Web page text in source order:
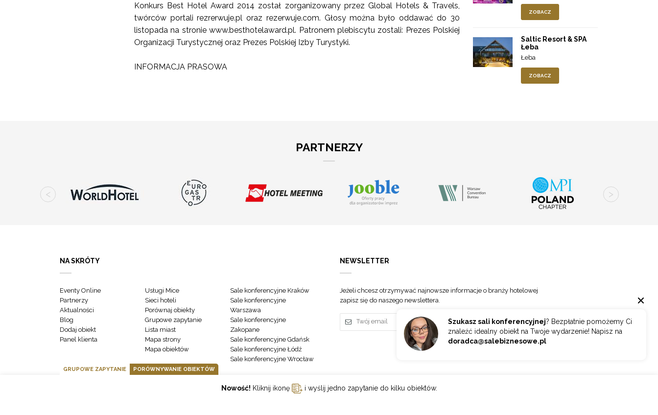
Konkurs Best Hotel Award 2014 został zorganizowany przez Global Hotels & Travels,
twórców portali rezrerwuje.pl oraz rezerwuje.com. Głosy można było oddawać do 30
listopada na stronie www.besthotelaward.pl. Patronem plebiscytu zostali: Prezes Polskiej
Organizacji Turystycznej oraz Prezes Polskiej Izby Turystyki.
INFORMACJA PRASOWA
ZOBACZ
Saltic Resort & SPA
Łeba
Łeba
ZOBACZ
PARTNERZY
Szukasz sali konferencyjnej? Bezpłatnie pomożemy Ci
znaleźć idealny obiekt na Twoje wydarzenie! Napisz na
doradca@salebiznesowe.pl
NA SKRÓTY
Eventy Online
Partnerzy
Aktualności
Blog
Dodaj obiekt
Panel klienta
Usługi Mice
Sieci hoteli
Porównaj obiekty
Grupowe zapytanie
Lista miast
Mapa strony
Mapa obiektów
Sale konferencyjne Kraków
Sale konferencyjne
Warszawa
Sale konferencyjne
Zakopane
Sale konferencyjne Gdańsk
Sale konferencyjne Łódź
Sale konferencyjne Wrocław
NEWSLETTER
Jeżeli chcesz otrzymywać najnowsze informacje o branży hotelowej
zapisz się do naszego newslettera.
Wybierz ZAPISZ SIĘ
GRUPOWE ZAPYTANIE PORÓWNYWANIE OBIEKTÓW
Nowość! Kliknij ikonę i wyślij jedno zapytanie do kilku obiektów.